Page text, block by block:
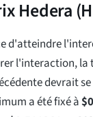
Hedera
d'atteindre
l'interaction, la
devrait
a été fixé à$